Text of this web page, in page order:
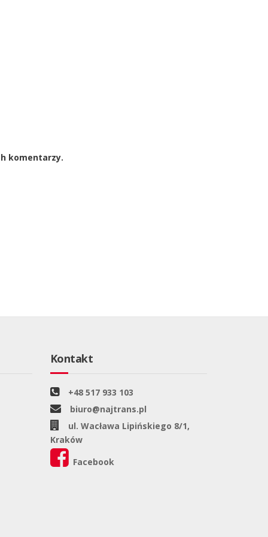
komentarzy.
Kontakt
+48 517 933 103
biuro@najtrans.pl
ul. Wacława Lipińskiego 8/1,
Kraków
Facebook